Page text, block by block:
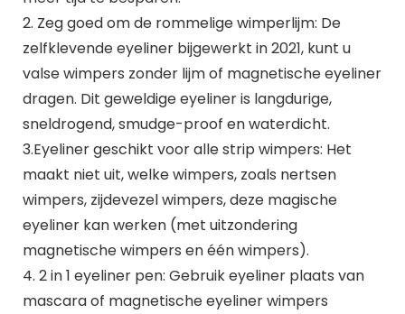
2. Zeg goed om de rommelige wimperlijm: De
zelfklevende eyeliner bijgewerkt in 2021, kunt u
valse wimpers zonder lijm of magnetische eyeliner
dragen. Dit geweldige eyeliner is langdurige,
sneldrogend, smudge-proof en waterdicht.
3.Eyeliner geschikt voor alle strip wimpers: Het
maakt niet uit, welke wimpers, zoals nertsen
wimpers, zijdevezel wimpers, deze magische
eyeliner kan werken (met uitzondering
magnetische wimpers en één wimpers).
4. 2 in 1 eyeliner pen: Gebruik eyeliner plaats van
mascara of magnetische eyeliner wimpers